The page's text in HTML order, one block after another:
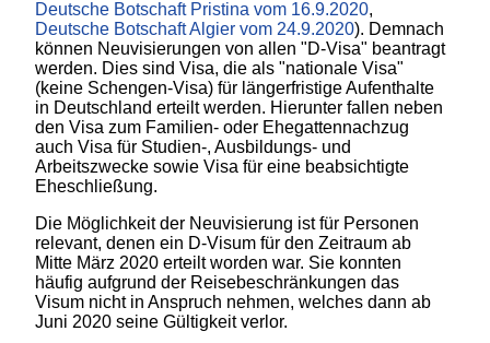
Deutsche Botschaft Pristina vom 16.9.2020,
Deutsche Botschaft Algier vom 24.9.2020). Demnach
können Neuvisierungen von allen "D-Visa" beantragt
werden. Dies sind Visa, die als "nationale Visa"
(keine Schengen-Visa) für längerfristige Aufenthalte
in Deutschland erteilt werden. Hierunter fallen neben
den Visa zum Familien- oder Ehegattennachzug
auch Visa für Studien-, Ausbildungs- und
Arbeitszwecke sowie Visa für eine beabsichtigte
Eheschließung.
Die Möglichkeit der Neuvisierung ist für Personen
relevant, denen ein D-Visum für den Zeitraum ab
Mitte März 2020 erteilt worden war. Sie konnten
häufig aufgrund der Reisebeschränkungen das
Visum nicht in Anspruch nehmen, welches dann ab
Juni 2020 seine Gültigkeit verlor.